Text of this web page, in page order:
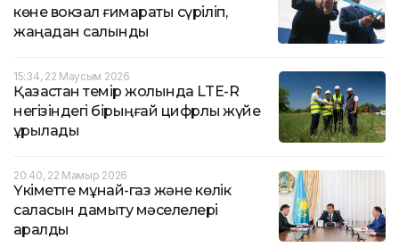
көне вокзал ғимараты сүріліп,
жаңадан салынды
15:34, 22 Маусым 2026
Қазақстан темір жолында LTE-R
негізіндегі бірыңғай цифрлық жүйе
құрылады
20:40, 22 Мамыр 2026
Үкіметте мұнай-газ және көлік
саласын дамыту мәселелері
қаралды